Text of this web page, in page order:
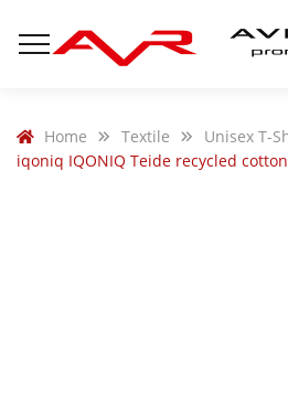
Home Textile
Unisex T-
iqoniq IQONIQ Teide recycled